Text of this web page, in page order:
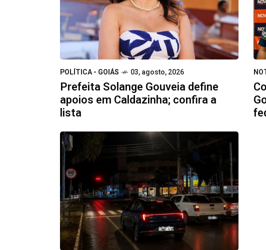
POLÍTICA - GOIÁS 03, agosto, 2026
Prefeita Solange Gouveia define
apoios em Caldazinha; confira a
lista